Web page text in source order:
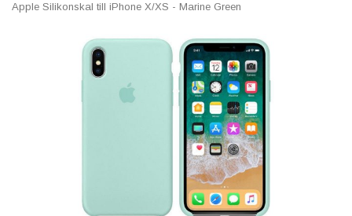
Apple Silikonskal till iPhone X/XS - Marine Green